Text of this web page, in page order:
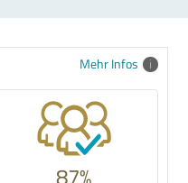
Mehr Infos
87%